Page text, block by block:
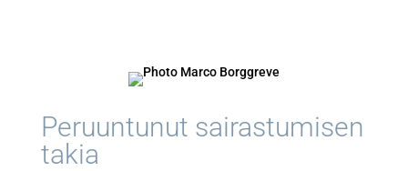
Peruuntunut sairastumisen
takia